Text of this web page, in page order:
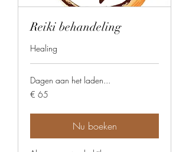
Reiki behandeling
Healing
Dagen aan het laden...
65
euro
€ 65
Nu boeken